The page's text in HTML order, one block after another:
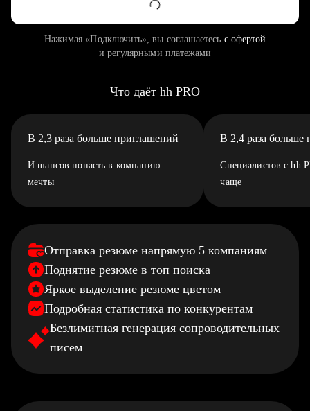
Нажимая «Подключить», вы соглашаетесь с офертой
и регулярными платежами
Что даёт hh PRO
В 2,3 раза больше приглашений
И шансов попасть в компанию
мечты
В 2,4 раза больше
Специалистов с hh
чаще
Отправка резюме напрямую 5 компаниям
Поднятие резюме в топ поиска
Яркое выделение резюме цветом
Подробная статистика по конкурентам
Безлимитная генерация сопроводительных
писем